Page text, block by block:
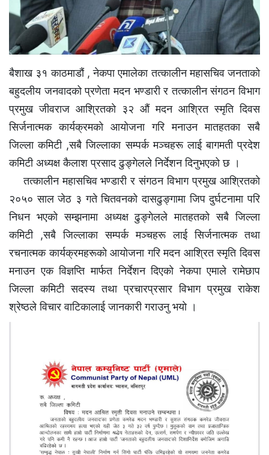
बैशाख ३१ काठमाडौं , नेकपा एमालेका तत्कालीन महासचिव जनताको
बहुदलीय जनवादको प्रणेता मदन भण्डारी र तत्कालीन संगठन विभाग
प्रमुख जीवराज आश्रितकाे ३२ औं मदन आश्रित स्मृति दिवस
सिर्जनात्मक कार्यक्रमकाे आयाेजना गरि मनाउन मातहतका सबै
जिल्ला कमिटी ,सबै जिल्लाका सम्पर्क मञ्चहरू लाई बागमती प्रदेश
कमिटी अध्यक्ष कैलाश प्रसाद ढुङ्गेलले निर्देशन दिनुभएको छ ।
तत्कालीन महासचिव भण्डारी र संगठन विभाग प्रमुख आश्रितकाे
२०५० साल जेठ ३ गते चितवनको दासढुङ्गामा जिप दुर्घटनामा परि
निधन भएकाे सम्झनामा अध्यक्ष ढुङ्गेलले मातहतको सबै जिल्ला
कमिटी ,सबै जिल्लाका सम्पर्क मञ्चहरू लाई सिर्जनात्मक तथा
रचनात्मक कार्यक्रमहरूकाे आयाेजना गरि मदन आश्रित स्मृति दिवस
मनाउन एक विज्ञप्ति मार्फत निर्देशन दिएकाे नेकपा एमाले रामेछाप
जिल्ला कमिटी सदस्य तथा प्रचारप्रसार विभाग प्रमुख राकेश
श्रेष्ठले विचार वाटिकालाई जानकारी गराउनु भयाे ।